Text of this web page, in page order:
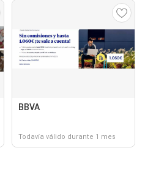
BBVA
Todavía válido durante 1 mes